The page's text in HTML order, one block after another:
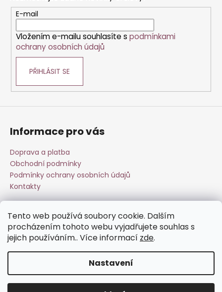
Tento web používá soubory cookie. Dalším
procházením tohoto webu vyjadřujete souhlas s
jejich používáním.. Více informací zde.
Nastavení
E-mail
Vložením e-mailu souhlasíte s podmínkami
ochrany osobních údajů
PŘIHLÁSIT SE
Informace pro vás
Doprava a platba
Obchodní podmínky
Podmínky ochrany osobních údajů
Kontakty
Přijímáme online platby